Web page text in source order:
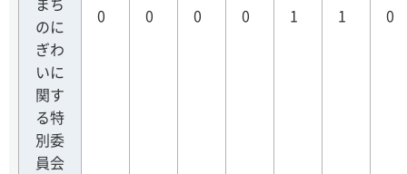
のに
ぎわ
いに
関す
る特
別委
員会
0 0 0 0 1 1 0